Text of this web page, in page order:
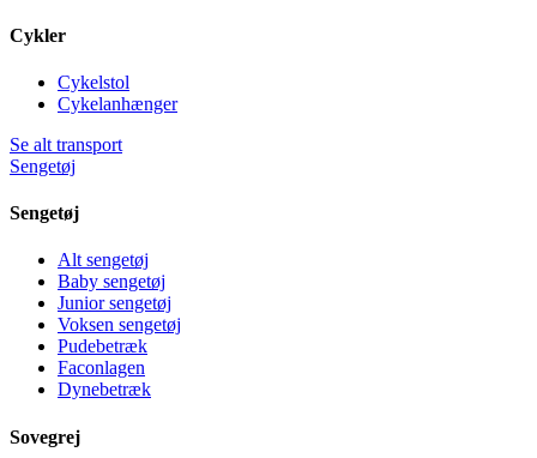
Cykler
Cykelstol
Cykelanhænger
Se alt transport
Sengetøj
Sengetøj
Alt sengetøj
Baby sengetøj
Junior sengetøj
Voksen sengetøj
Pudebetræk
Faconlagen
Dynebetræk
Sovegrej